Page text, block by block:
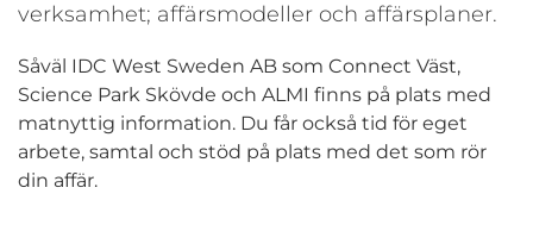
verksamhet; affärsmodeller och affärsplaner.
Såväl IDC West Sweden AB som Connect Väst,
Science Park Skövde och ALMI finns på plats med
matnyttig information. Du får också tid för eget
arbete, samtal och stöd på plats med det som rör
din affär.